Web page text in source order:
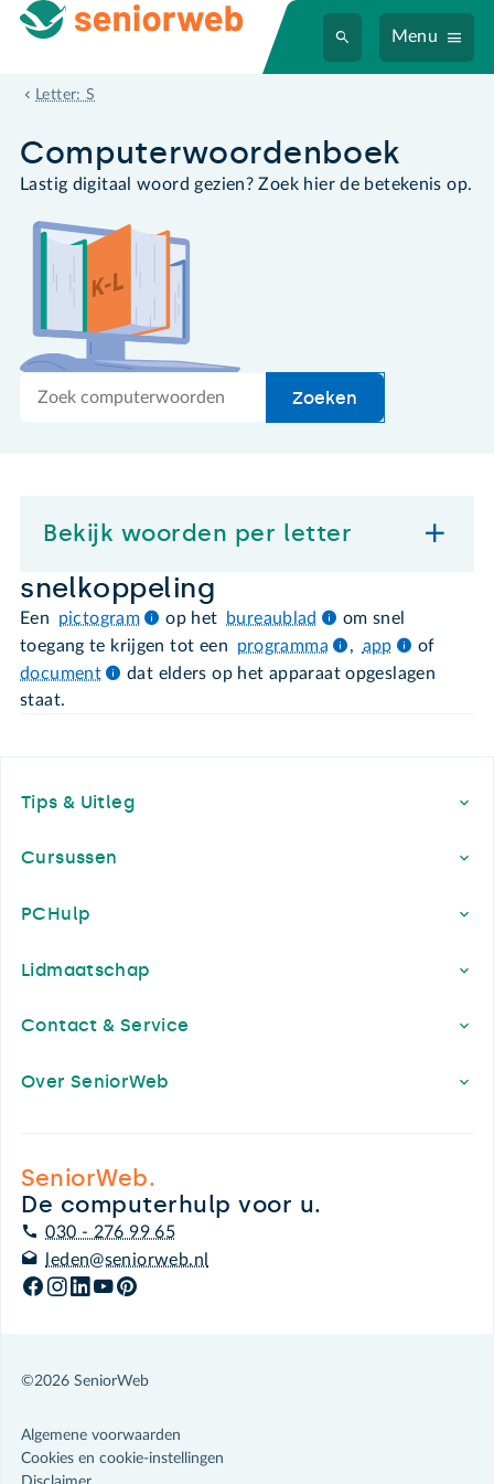
Menu
Letter: S
snelkoppeling
Computer­woordenboek
Lastig digitaal woord gezien? Zoek hier de betekenis op.
Zoek
Zoeken
Bekijk woorden per letter
snelkoppeling
Een pictogram op het bureaublad
om snel
toegang te krijgen tot een
programma , app
of
document
dat elders op het apparaat opgeslagen
staat.
Tips & Uitleg
Cursussen
PCHulp
Lidmaatschap
Contact & Service
Over SeniorWeb
SeniorWeb.
De computerhulp voor u.
030 - 276 99 65
leden@seniorweb.nl
©2026 SeniorWeb
Algemene voorwaarden
Cookies en cookie-instellingen